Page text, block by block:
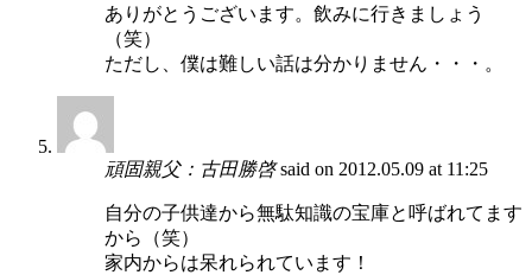
ありがとうございます。飲みに行きましょう
（笑）
ただし、僕は難しい話は分かりません・・・。
頑固親父：古田勝啓said on 2012.05.09 at 11:25
自分の子供達から無駄知識の宝庫と呼ばれてます
から（笑）
家内からは呆れられています！